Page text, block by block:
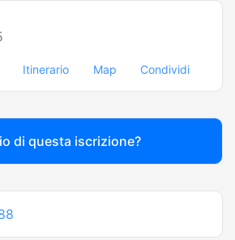
Itinerario Map Condividi
di questa iscrizione?